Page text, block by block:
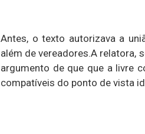
Antes, o texto autorizava a
além de vereadores.A relatora,
argumento de que que a livre
compatíveis do ponto de vista